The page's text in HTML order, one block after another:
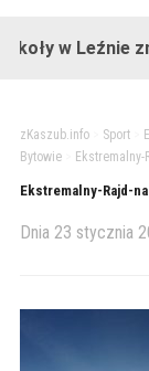
w Leźnie
zKaszub.info> Sport>
Bytowie>
Ekstremalny-Rajd-
Dnia 23 stycznia